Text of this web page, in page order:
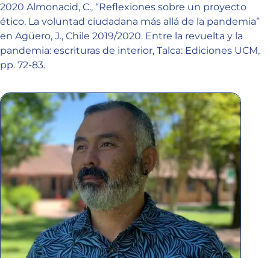
2020 Almonacid, C., “Reflexiones sobre un proyecto
ético. La voluntad ciudadana más allá de la pandemia”
en Agüero, J., Chile 2019/2020. Entre la revuelta y la
pandemia: escrituras de interior, Talca: Ediciones UCM,
pp. 72-83.